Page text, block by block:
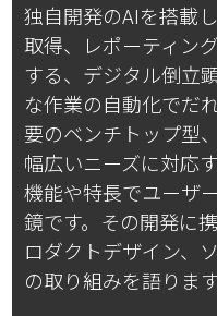
独自開発のAIを搭載
取得、レポーティン
する、デジタル倒立
な作業の自動化でだ
要のベンチトップ型
幅広いニーズに対応
機能や特長でユーザ
鏡です。その開発に
ロダクトデザイン、
の取り組みを語ります